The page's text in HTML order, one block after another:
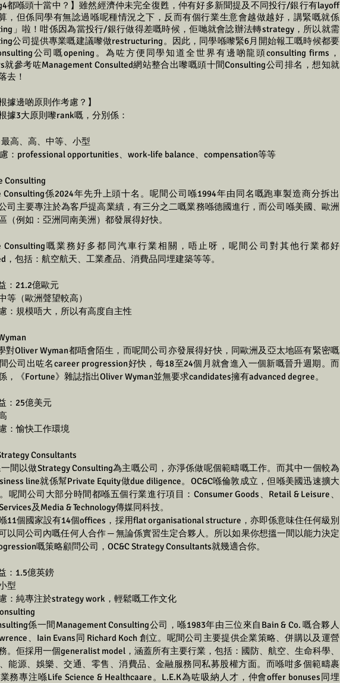
都喺頭十當中？】雖然經濟仲未完全復甦，仲有好多新聞提及不同投行/銀行有layoff
，但係同學有無諗過喺呢種情況之下，反而有個行業生意會越做越好，講緊嘅就係
」啦！咁係因為當投行/銀行做得差嘅時候，佢哋就會諗辦法轉strategy，所以就需
公司提供專業嘅建議嚟做restructuring。因此，同學喺嚟緊6月開始報工嘅時候都要
公司嘅opening。為咗方便同學知道全世界有邊啲龍頭consulting firms，
就參考咗Management Consulted網站整合出嚟嘅頭十間Consulting公司排名，想知就
去！
據邊啲原則作考慮？】
據3大原則嚟rank嘅，分別係：
高、高、中等、小型
：professional opportunities、work-life balance、compensation等等
Consulting
Consulting係2024年先升上頭十名。呢間公司喺1994年由同名嘅跑車製造商分拆出
司主要專注於為客戶提高業績，有三分之二嘅業務喺德國進行，而公司喺美國、歐洲
（例如：亞洲同南美洲）都發展得好快。
Consulting嘅業務好多都同汽車行業相關，唔止呀，呢間公司對其他行業都好
，包括：航空航天、工業產品、消費品同埋建築等等。
：21.2億歐元
等（歐洲聲望較高）
：規模唔大，所以有高度自主性
對Oliver Wyman都唔會陌生，而呢間公司亦發展得好快，同歐洲及亞太地區有緊密嘅
公司出咗名career progression好快，每18至24個月就會進入一個新嘅晉升週期。而
，《Fortune》雜誌指出Oliver Wyman並無要求candidates擁有advanced degree。
：25億美元
：愉快工作環境
Consultants
一間以做Strategy Consulting為主嘅公司，亦淨係做呢個範疇嘅工作。而其中一個較為
line就係幫Private Equity做due diligence。OC&C喺倫敦成立，但喺美國迅速擴大
呢間公司大部分時間都喺五個行業進行項目：Consumer Goods、Retail & Leisure、
及Media & Technology傳媒同科技。
11個國家設有14個offices，採用flat organisational structure，亦即係意味住任何級別
以同公司內嘅任何人合作 ─ 無論係實習生定合夥人。所以如果你想搵一間以能力決定
嘅策略顧問公司，OC&C Strategy Consultants就幾適合你。
：1.5億英鎊
型
：純專注於strategy work，輕鬆嘅工作文化
係一間Management Consulting公司，喺1983年由三位來自Bain & Co. 嘅合夥人
、Iain Evans同 Richard Koch 創立。呢間公司主要提供企業策略、併購以及運營
。佢採用一個generalist model，涵蓋所有主要行業，包括：國防、航空、生命科學、
能源、娛樂、交通、零售、消費品、金融服務同私募股權方面。而喺咁多個範疇裹
務專注喺Life Science & Healthcaare。L.E.K為咗吸納人才，仲會offer bonuses同埋